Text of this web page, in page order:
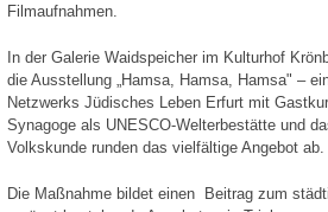
Filmaufnahmen.
In der Galerie Waidspeicher im Kulturhof
die Ausstellung „Hamsa, Hamsa, Hamsa" –
Netzwerks Jüdisches Leben Erfurt mit
Synagoge als UNESCO-Welterbestätte und
Volkskunde runden das vielfältige Angebot ab.
Die Maßnahme bildet einen Beitrag zum